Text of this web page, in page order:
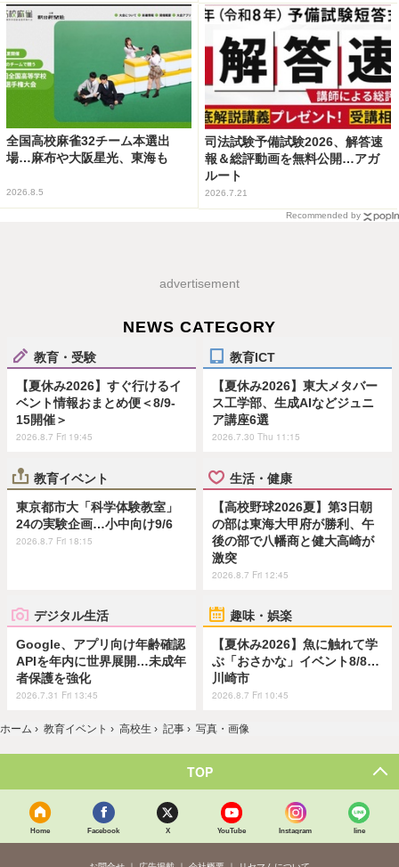
全国高校麻雀32チーム本選出
場…麻布や大阪星光、東海も
2026.8.5
司法試験予備試験2026、解答速
報＆総評動画を無料公開…アガ
ルート
2026.7.21
Recommended by
advertisement
NEWS CATEGORY
教育・受験
【夏休み2026】すぐ行けるイ
ベント情報おまとめ便＜8/9-
15開催＞
2026.8.7 Fri 19:45
教育ICT
【夏休み2026】東大メタバー
ス工学部、生成AIなどジュニ
ア講座6選
2026.7.30 Thu 11:15
教育イベント
東京都市大「科学体験教室」
24の実験企画…小中向け9/6
2026.8.7 Fri 18:15
生活・健康
【高校野球2026夏】第3日朝
の部は東海大甲府が勝利、午
後の部で八幡商と健大高崎が
激突
2026.8.7 Fri 12:45
デジタル生活
Google、アプリ向け年齢確認
APIを年内に世界展開…未成年
者保護を強化
2026.7.31 Fri 13:45
趣味・娯楽
【夏休み2026】魚に触れて学
ぶ「おさかな」イベント8/8…
川崎市
2026.8.7 Fri 10:45
ホーム › 教育イベント › 高校生 › 記事 › 写真・画像
TOP
Home Facebook X YouTube Instagram line